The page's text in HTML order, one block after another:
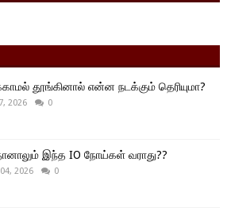
தூங்கினால் என்ன நடக்கும் தெரியுமா?
2026 0
இந்த IO நோய்கள் வராது??
2026 0